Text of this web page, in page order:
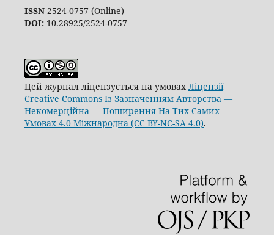
ISSN2524-0757 (Online)
DOI:10.28925/2524-0757
Цей журнал ліцензується на умовах Ліцензії
Creative Commons Із Зазначенням Авторства —
Некомерційна — Поширення На Тих Самих
Умовах 4.0 Міжнародна (CC BY-NC-SA 4.0).